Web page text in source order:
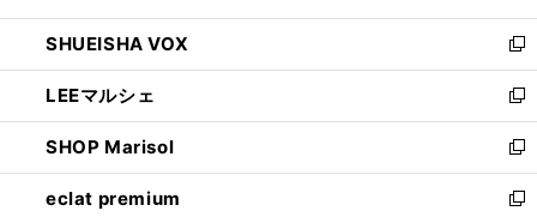
ウ
で
開
く
ン
ド
ウ
で
開
く
ウ
ィ
ン
ド
ウ
で
開
く
し
い
ウ
ィ
ン
ド
ウ
で
SHUEISHA VOX
新
し
い
ウ
ィ
ン
ド
LEEマルシェ
新
し
い
ウ
ィ
SHOP Marisol
新
し
い
eclat premium
新